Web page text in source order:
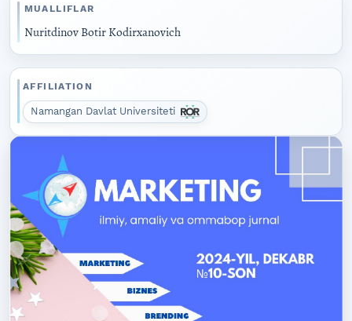
MUALLIFLAR
Nuritdinov Botir Kodirxanovich
AFFILIATION
Namangan Davlat Universiteti